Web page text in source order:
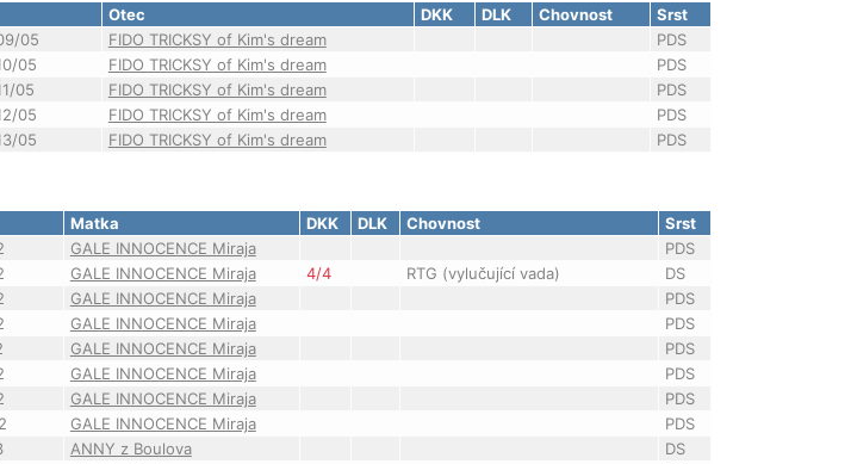
Otec DKK DLK Chovnost
Srst
05 FIDO TRICKSY of Kim's dream
PDS
05 FIDO TRICKSY of Kim's dream
PDS
05 FIDO TRICKSY of Kim's dream
PDS
05 FIDO TRICKSY of Kim's dream
PDS
05 FIDO TRICKSY of Kim's dream PDS
Matka DKK DLK Chovnost
Srst
GALE INNOCENCE Miraja
PDS
GALE INNOCENCE Miraja 4/4 RTG (vylučující vada)
DS
GALE INNOCENCE Miraja
PDS
GALE INNOCENCE Miraja
PDS
GALE INNOCENCE Miraja
PDS
GALE INNOCENCE Miraja
PDS
GALE INNOCENCE Miraja
PDS
GALE INNOCENCE Miraja
PDS
ANNY z Boulova
DS